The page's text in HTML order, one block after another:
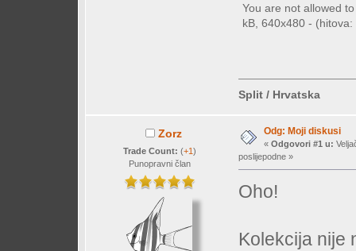
You are not allowed
kB, 640x480 -
Split / Hrvatska
Zorz
Trade Count: (+1)
Punopravni član
Odg: Moji diskusi
« Odgovori #1 u:
poslijepodne »
Oho!
Kolekcija nije